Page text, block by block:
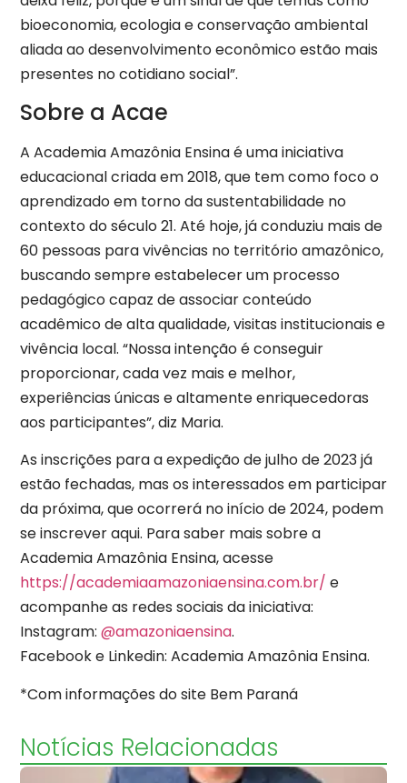
bioeconomia, ecologia e conservação ambiental
aliada ao desenvolvimento econômico estão mais
presentes no cotidiano social”.
Sobre a Acae
A Academia Amazônia Ensina é uma iniciativa
educacional criada em 2018, que tem como foco o
aprendizado em torno da sustentabilidade no
contexto do século 21. Até hoje, já conduziu mais de
60 pessoas para vivências no território amazônico,
buscando sempre estabelecer um processo
pedagógico capaz de associar conteúdo
acadêmico de alta qualidade, visitas institucionais e
vivência local. “Nossa intenção é conseguir
proporcionar, cada vez mais e melhor,
experiências únicas e altamente enriquecedoras
aos participantes”, diz Maria.
As inscrições para a expedição de julho de 2023 já
estão fechadas, mas os interessados em participar
da próxima, que ocorrerá no início de 2024, podem
se inscrever aqui. Para saber mais sobre a
Academia Amazônia Ensina, acesse
https://academiaamazoniaensina.com.br/ e
acompanhe as redes sociais da iniciativa:
Instagram: @amazoniaensina.
Facebook e Linkedin: Academia Amazônia Ensina.
*Com informações do site Bem Paraná
Notícias Relacionadas